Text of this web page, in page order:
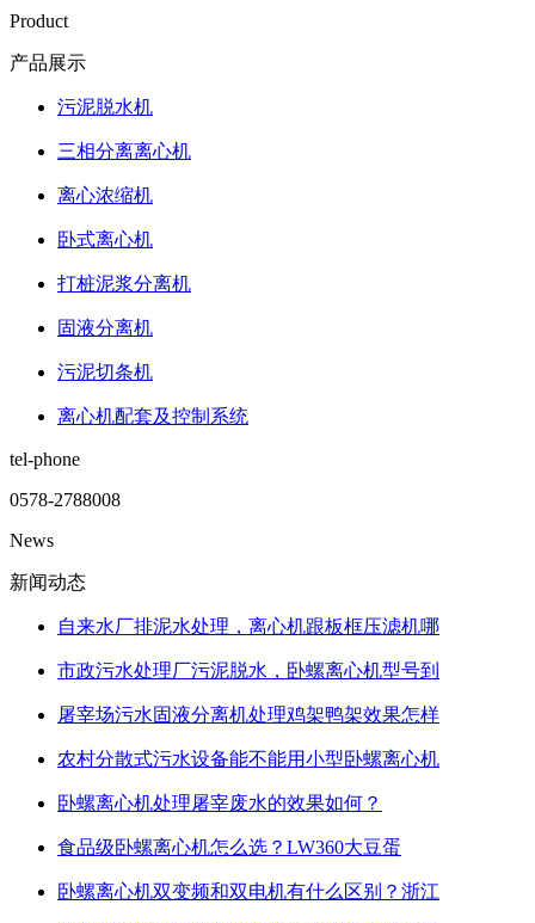
Product
产品展示
污泥脱水机
三相分离离心机
离心浓缩机
卧式离心机
打桩泥浆分离机
固液分离机
污泥切条机
离心机配套及控制系统
tel-phone
0578-2788008
News
新闻动态
自来水厂排泥水处理，离心机跟板框压滤机哪
市政污水处理厂污泥脱水，卧螺离心机型号到
屠宰场污水固液分离机处理鸡架鸭架效果怎样
农村分散式污水设备能不能用小型卧螺离心机
卧螺离心机处理屠宰废水的效果如何？
食品级卧螺离心机怎么选？LW360大豆蛋
卧螺离心机双变频和双电机有什么区别？浙江